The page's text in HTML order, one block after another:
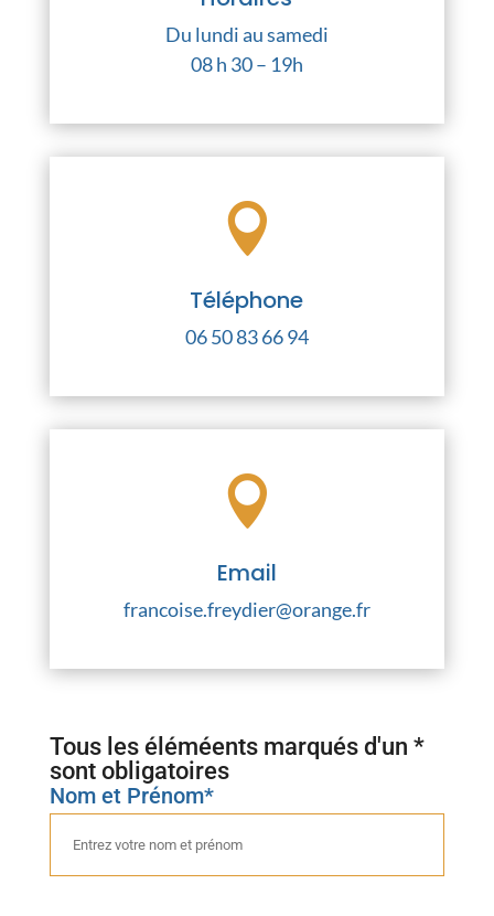
Du lundi au samedi
08 h 30 – 19h

Téléphone
06 50 83 66 94

Email
francoise.freydier@orange.fr
Tous les éléméents marqués d'un *
sont obligatoires
Nom et Prénom*